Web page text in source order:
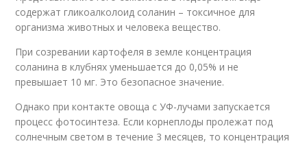
содержат гликоалколоид соланин – токсичное для
организма животных и человека вещество.
При созревании картофеля в земле концентрация
соланина в клубнях уменьшается до 0,05% и не
превышает 10 мг. Это безопасное значение.
Однако при контакте овоща с УФ-лучами запускается
процесс фотосинтеза. Если корнеплоды пролежат под
солнечным светом в течение 3 месяцев, то концентрация